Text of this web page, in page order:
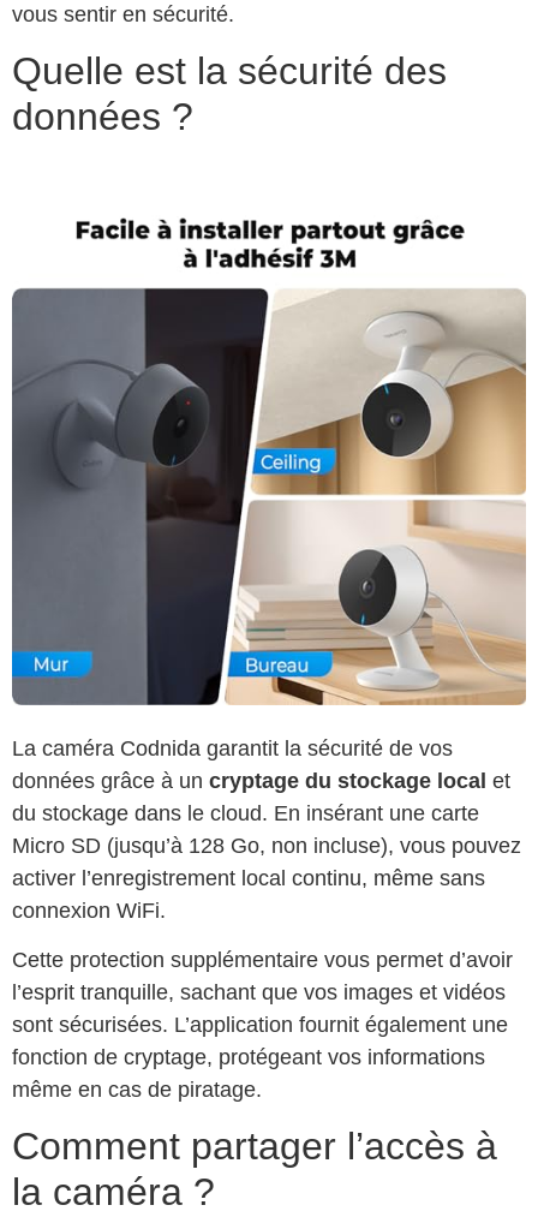
vous sentir en sécurité.
Quelle est la sécurité des
données ?
La caméra Codnida garantit la sécurité de vos
données grâce à un cryptage du stockage local et
du stockage dans le cloud. En insérant une carte
Micro SD (jusqu’à 128 Go, non incluse), vous pouvez
activer l’enregistrement local continu, même sans
connexion WiFi.
Cette protection supplémentaire vous permet d’avoir
l’esprit tranquille, sachant que vos images et vidéos
sont sécurisées. L’application fournit également une
fonction de cryptage, protégeant vos informations
même en cas de piratage.
Comment partager l’accès à
la caméra ?